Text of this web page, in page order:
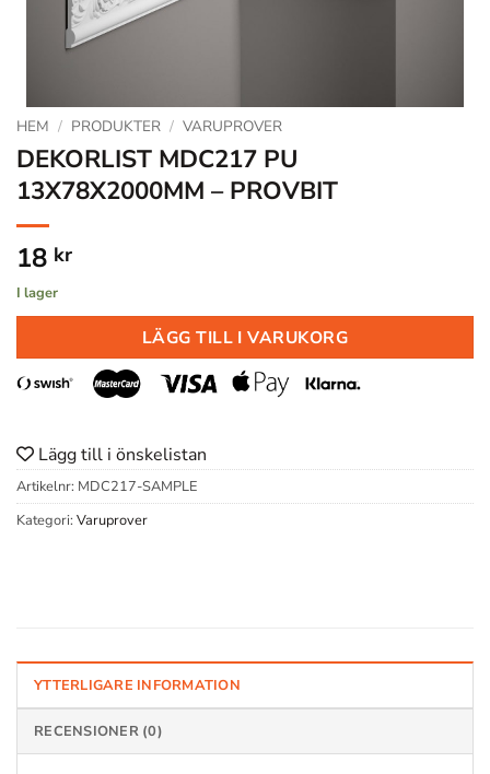
HEM / PRODUKTER / VARUPROVER
DEKORLIST MDC217 PU
13X78X2000MM – PROVBIT
18 kr
I lager
LÄGG TILL I VARUKORG
Lägg till i önskelistan
Artikelnr: MDC217-SAMPLE
Kategori: Varuprover
YTTERLIGARE INFORMATION
RECENSIONER (0)